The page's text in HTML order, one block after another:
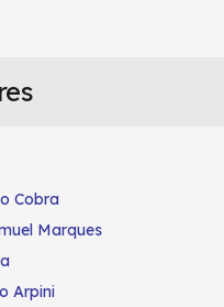
Cobra
Marques
Arpini